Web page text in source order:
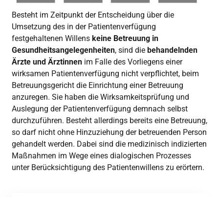
Besteht im Zeitpunkt der Entscheidung über die
Umsetzung des in der Patientenverfügung
festgehaltenen Willens keine Betreuung in
Gesundheitsangelegenheiten, sind die behandelnden
Ärzte und Ärztinnen im Falle des Vorliegens einer
wirksamen Patientenverfügung nicht verpflichtet, beim
Betreuungsgericht die Einrichtung einer Betreuung
anzuregen. Sie haben die Wirksamkeitsprüfung und
Auslegung der Patientenverfügung demnach selbst
durchzuführen. Besteht allerdings bereits eine Betreuung,
so darf nicht ohne Hinzuziehung der betreuenden Person
gehandelt werden. Dabei sind die medizinisch indizierten
Maßnahmen im Wege eines dialogischen Prozesses
unter Berücksichtigung des Patientenwillens zu erörtern.